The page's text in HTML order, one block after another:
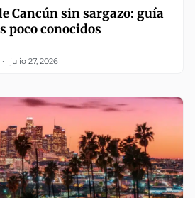
Cancún sin sargazo: guía
poco conocidos
julio 27, 2026